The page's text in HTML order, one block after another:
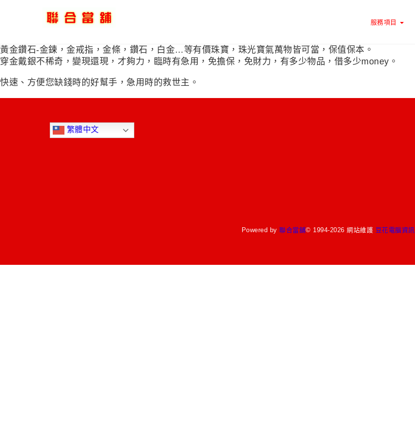
服務項目
黃金鑽石-金鍊，金戒指，金條，鑽石，白金…等有價珠寶，珠光寶氣萬物皆可當，保值保本。
穿金戴銀不稀奇，變現還現，才夠力，臨時有急用，免擔保，免財力，有多少物品，借多少money。
快速、方便您缺錢時的好幫手，急用時的救世主。
繁體中文
Powered by 聯合當舖© 1994-2026 網站維護 豆花電腦資訊